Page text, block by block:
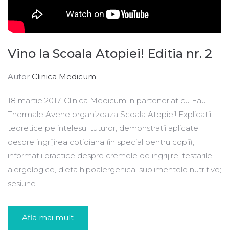
Vino la Scoala Atopiei! Editia nr. 2
Autor Clinica Medicum
18 martie 2017, Clinica Medicum in parteneriat cu Eau
Thermale Avene organizeaza Scoala Atopiei! Explicatii
teoretice pe intelesul tuturor, demonstratii aplicate
despre ingrijirea cotidiana (in special pentru copii),
informatii practice despre cremele de ingrijire, testarile
alergologice, dieta hipoalergenica, suplimentele nutritive;
sesiune...
Afla mai mult